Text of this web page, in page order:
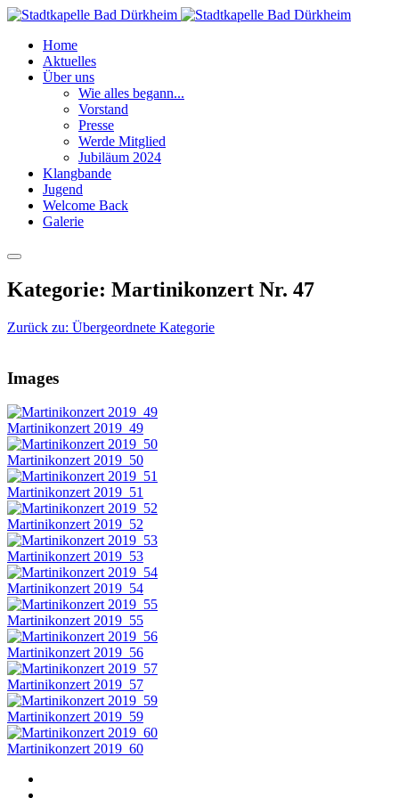
Home
Aktuelles
Über uns
Wie alles begann...
Vorstand
Presse
Werde Mitglied
Jubiläum 2024
Klangbande
Jugend
Welcome Back
Galerie
Kategorie: Martinikonzert Nr. 47
Zurück zu: Übergeordnete Kategorie
Images
Martinikonzert 2019_49
Martinikonzert 2019_50
Martinikonzert 2019_51
Martinikonzert 2019_52
Martinikonzert 2019_53
Martinikonzert 2019_54
Martinikonzert 2019_55
Martinikonzert 2019_56
Martinikonzert 2019_57
Martinikonzert 2019_59
Martinikonzert 2019_60